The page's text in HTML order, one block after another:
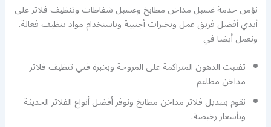
نؤمن خدمة غسيل مداخن مطابخ وغسيل شفاطات وتنظيف فلاتر على
أيدي أفضل فريق عمل وبخبرات أجنبية وباستخدام مواد تنظيف فعالة.
ونعمل أيضا في
تفتيت الدهون المتراكمة على المروحة وبخبرة فني تنظيف فلاتر
مداخن مطاعم
نقوم بتبديل فلاتر مداخن مطابخ ونوفر أفضل أنواع الفلاتر الحديثة
وبأسعار رخيصة.